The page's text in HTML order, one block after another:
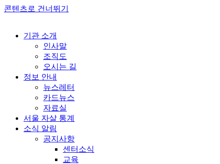
콘텐츠로 건너뛰기
기관 소개
인사말
조직도
오시는 길
정보 안내
뉴스레터
카드뉴스
자료실
서울 자살 통계
소식 알림
공지사항
센터소식
교육